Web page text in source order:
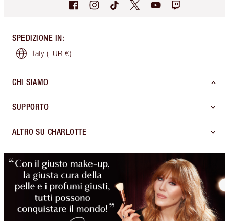
SPEDIZIONE IN:
Italy (EUR €)
CHI SIAMO
SUPPORTO
ALTRO SU CHARLOTTE